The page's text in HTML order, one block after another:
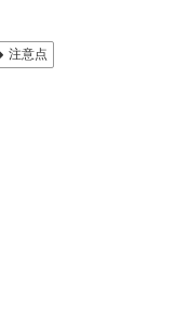
注意点